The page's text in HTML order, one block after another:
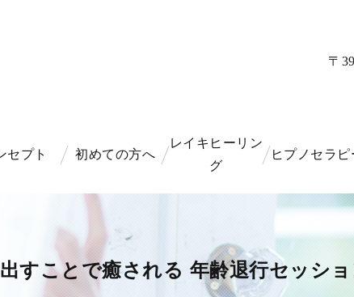
〒
セプト 初めての方へ
レイキヒーリン
グ
ヒプノセラピ
すことで癒される 年齢退行セッシ